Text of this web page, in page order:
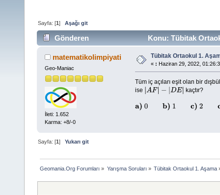
Sayfa: [1]Aşağı git
Gönderen Konu: Tübitak
matematikolimpiyati
Geo-Maniac
İleti: 1.652
Karma: +8/-0
Tübitak Ortaokul 1.
« : Haziran 29, 2022,
Tüm iç açıları eşit olan bir
ise AF|− DE kaçtır?
a) 0b) 2d) 3e) Hiçbiri
Sayfa: [1]Yukarı git
Geomania.Org Forumları » Yarışma Soruları » Tübitak Ortaokul 1. Aşama